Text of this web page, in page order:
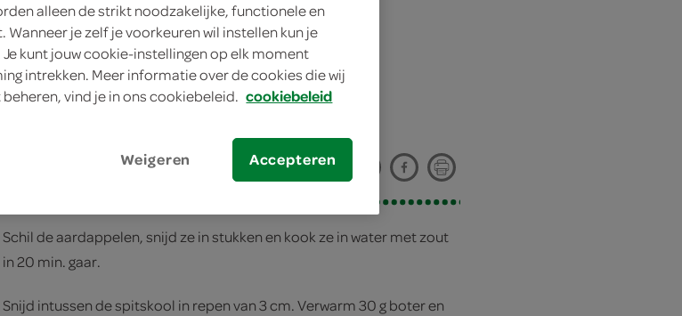
Schil de aardappelen, snijd ze in stukken en kook ze in water met zout
in 20 min. gaar.
Snijd intussen de spitskool in repen van 3 cm. Verwarm 30 g boter en
alleen de strikt noodzakelijke, functionele en
je zelf je voorkeuren wil instellen kun je
Je kunt jouw cookie-instellingen op elk moment
intrekken. Meer informatie over de cookies die wij
vind je in ons cookiebeleid. cookiebeleid
Weigeren Accepteren